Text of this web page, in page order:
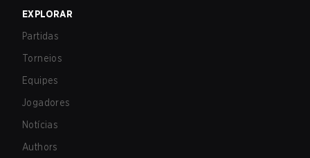
EXPLORAR
Partidas
Torneios
Equipes
Jogadores
Notícias
Authors